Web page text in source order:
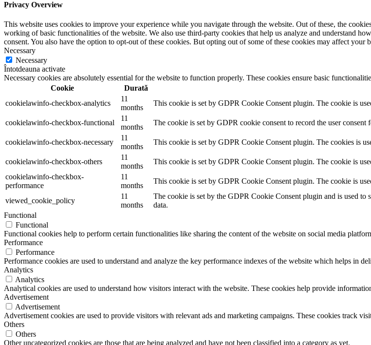
Privacy Overview
This website uses cookies to improve your experience while you navigate through the website. Out of these, the
working of basic functionalities of the website. We also use third-party cookies that help us analyze and understand
consent. You also have the option to opt-out of these cookies. But opting out of some of these cookies may affect your
Necessary
Necessary
Întotdeauna activate
Necessary cookies are absolutely essential for the website to function properly. These cookies ensure basic
Cookie
Durată
cookielawinfo-checkbox-analytics
11
months
This cookie is set by GDPR Cookie Consent plugin. The cookie is
cookielawinfo-checkbox-functional
11
months
The cookie is set by GDPR cookie consent to record the user
cookielawinfo-checkbox-necessary
11
months
This cookie is set by GDPR Cookie Consent plugin. The cookies is
cookielawinfo-checkbox-others
11
months
This cookie is set by GDPR Cookie Consent plugin. The cookie is
cookielawinfo-checkbox-
performance
11
months
This cookie is set by GDPR Cookie Consent plugin. The cookie is
viewed_cookie_policy
11
months
The cookie is set by the GDPR Cookie Consent plugin and is used to
data.
Functional
Functional
Functional cookies help to perform certain functionalities like sharing the content of the website on social media
Performance
Performance
Performance cookies are used to understand and analyze the key performance indexes of the website which helps in
Analytics
Analytics
Analytical cookies are used to understand how visitors interact with the website. These cookies help provide
Advertisement
Advertisement
Advertisement cookies are used to provide visitors with relevant ads and marketing campaigns. These cookies track
Others
Others
Other uncategorized cookies are those that are being analyzed and have not been classified into a category as yet.